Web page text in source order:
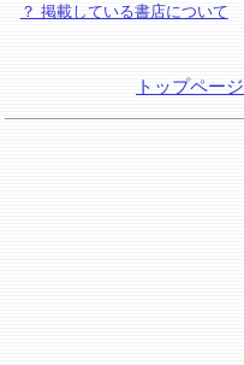
？ 掲載している書店について
トップページ